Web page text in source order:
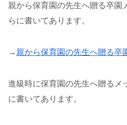
親から保育園の先生へ贈る卒園
らに書いてあります。
→ 親から保育園の先生へ贈る卒
進級時に保育園の先生へ贈るメ
に書いてあります。